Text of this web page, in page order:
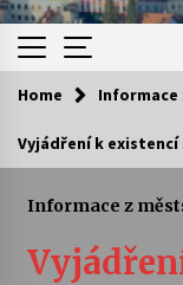
Kam za
Home Informace
Vyjádření k
Informace z